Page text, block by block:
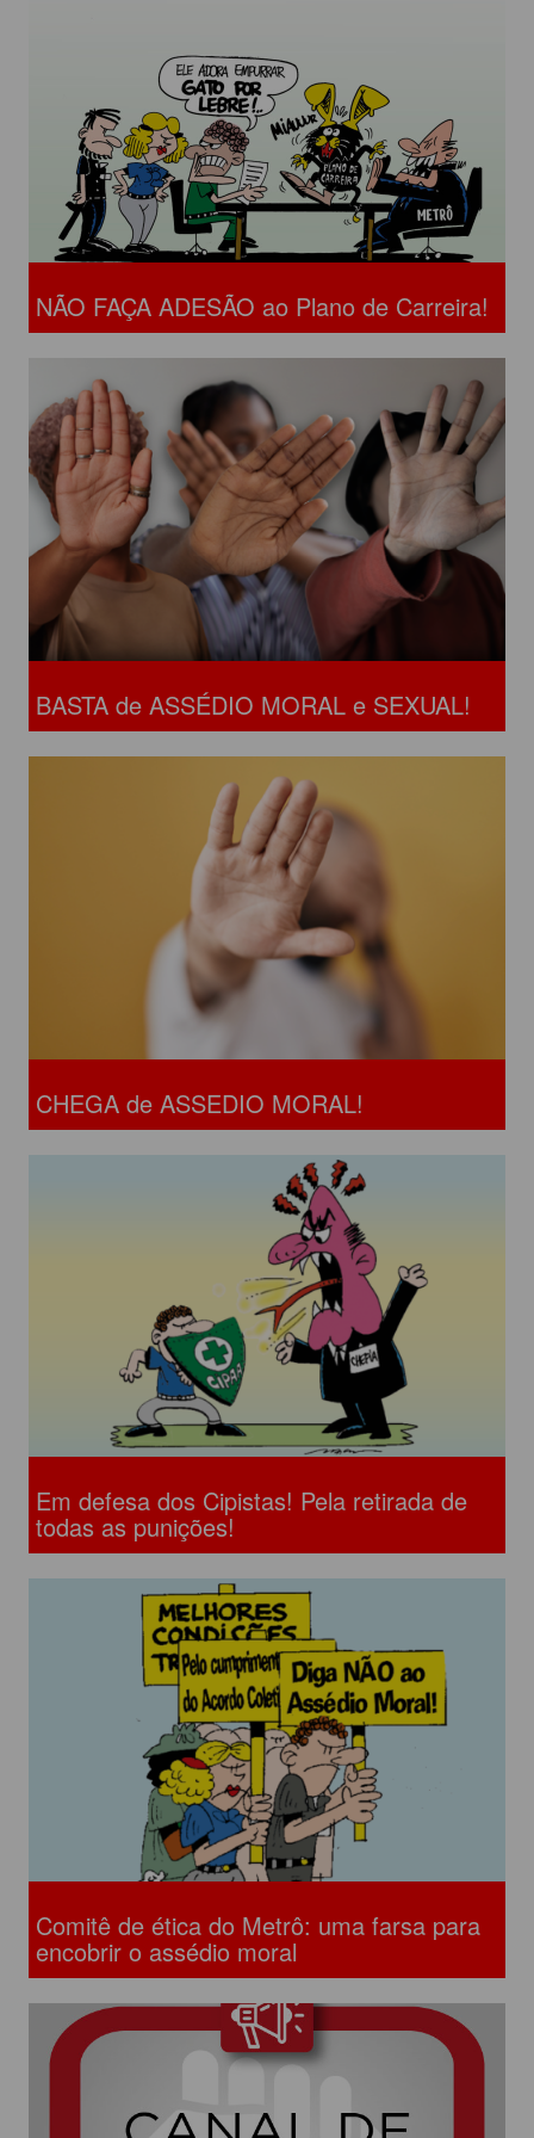
NÃO FAÇA ADESÃO ao Plano de Carreira!
BASTA de ASSÉDIO MORAL e SEXUAL!
CHEGA de ASSEDIO MORAL!
Em defesa dos Cipistas! Pela retirada de
todas as punições!
Comitê de ética do Metrô: uma farsa para
encobrir o assédio moral